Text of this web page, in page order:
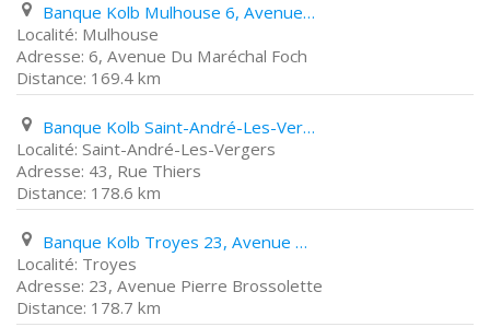
Banque Kolb Mulhouse 6, Avenue Du Maréchal Foch
Mulhouse
6, Avenue Du Maréchal Foch
169.4 km
Banque Kolb Saint-André-Les-Vergers 43, Rue Thiers
Saint-André-Les-Vergers
43, Rue Thiers
178.6 km
Banque Kolb Troyes 23, Avenue Pierre Brossolette
Troyes
23, Avenue Pierre Brossolette
178.7 km